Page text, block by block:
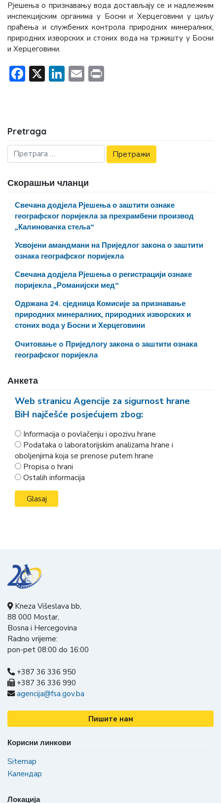
Рјешења о признавању вода достављају се и надлежним
инспекцијским органима у Босни и Херцеговини у циљу
праћења и службених контрола природних минералних,
природних изворских и стоних вода на тржишту у Босни
и Херцеговини.
Facebook
X LinkedIn
Email
Pretraga
Скорашњи чланци
Свечана додјела Рјешења о заштити ознаке
географског поријекла за прехрамбени производ
„Калиновачка стеља“
Усвојени амандмани на Приједлог закона о заштити
ознака географског поријекла
Свечана додјела Рјешења о регистрацији ознаке
поријекла „Романијски мед“
Одржана 24. сједница Комисије за признавање
природних минералних, природних изворских и
стоних вода у Босни и Херцеговини
Очитовање o Приједлогу закона о заштити ознака
географског поријекла
Анкета
Web stranicu Agencije za sigurnost hrane
BiH najčešće posjećujem zbog:
Informacija o povlačenju i opozivu hrane
Podataka o laboratorijskim analizama hrane i
oboljenjima koja se prenose putem hrane
Propisa o hrani
Ostalih informacija
Kneza Višeslava bb,
88 000 Mostar,
Bosna i Hercegovina
Radno vrijeme:
pon-pet 08:00 do 16:00
+387 36 336 950
+387 36 336 990
agencija@fsa.gov.ba
Пишите нам
Корисни линкови
Sitemap
Календар
Локација